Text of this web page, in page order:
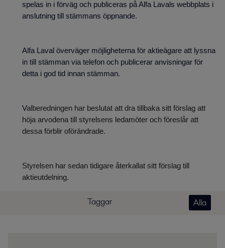
spelas in i förväg och publiceras på Alfa Lavals webbplats i
anslutning till stämmans öppnande.
Alfa Laval överväger möjligheterna för aktieägare att lyssna
in till stämman via telefon och publicerar anvisningar för
detta i god tid innan stämman.
Valberedningen har beslutat att dra tillbaka sitt förslag att
höja arvodena till styrelsens ledamöter och föreslår att
dessa förblir oförändrade.
Styrelsen har sedan tidigare återkallat sitt förslag till
aktieutdelning.
Taggar Alla